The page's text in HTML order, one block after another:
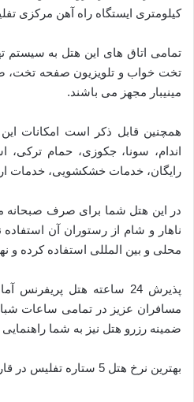
کیلومتری ایستگاه راه آهن مرکزی
تمامی اتاق های این هتل به سیستم
تخت خواب و تلویزیون صفحه تخت،
مینیبار مجهز می باشند.
همچنین قابل ذکر است امکانات
اندام، سونا، جکوزی، حمام ترکی،
رایگان، خدمات خشکشویی، خدمات
در این هتل شما برای صرف صبحانه
ناهار و شام از رستوران آن
محلی و بین المللی استفاده کرده و
پذیرش 24 ساعته هتل
مسافران عزیز در تمامی ساعات
ضمینه رزرو هتل نیز به شما
بهترین نرخ هتل 5 ستاره تفلیس در قاره پیما